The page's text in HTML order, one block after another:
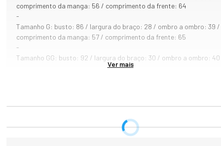
Ver mais
comprimento da manga: 56 / comprimento da frente: 64
-
Tamanho G: busto: 86 / largura do braço: 28 / ombro a ombro: 39 /
comprimento da manga: 57 / comprimento da frente: 65
-
Tamanho GG: busto: 92 / largura do braço: 30 / ombro a ombro:
comprimento da manga: 58 / comprimento da frente: 66